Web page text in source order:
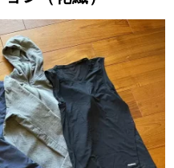
・トレラン・山スキー
旅」の「化繊ジャケッ
山のモノ｜登山ウェ
記事ページです。